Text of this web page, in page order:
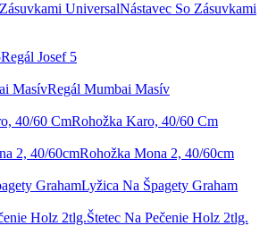
Nástavec So Zásuvkami
Regál Josef 5
Regál Mumbai Masív
Rohožka Karo, 40/60 Cm
Rohožka Mona 2, 40/60cm
Lyžica Na Špagety Graham
Štetec Na Pečenie Holz 2tlg.